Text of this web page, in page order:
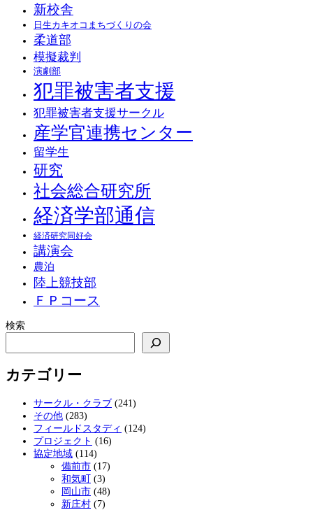
新校舎
日生カキオコまちづくりの会
柔道部
模擬裁判
演劇部
犯罪被害者支援
犯罪被害者支援サークル
産学官連携センター
留学生
研究
社会総合研究所
経済学部通信
経済研究同好会
講演会
農泊
陸上競技部
ＦＰコース
検索
カテゴリー
サークル・クラブ (241)
その他 (283)
フィールドスタディ (124)
プロジェクト (16)
協定地域 (114)
備前市 (17)
和気町
(3)
岡山市 (48)
新庄村 (7)